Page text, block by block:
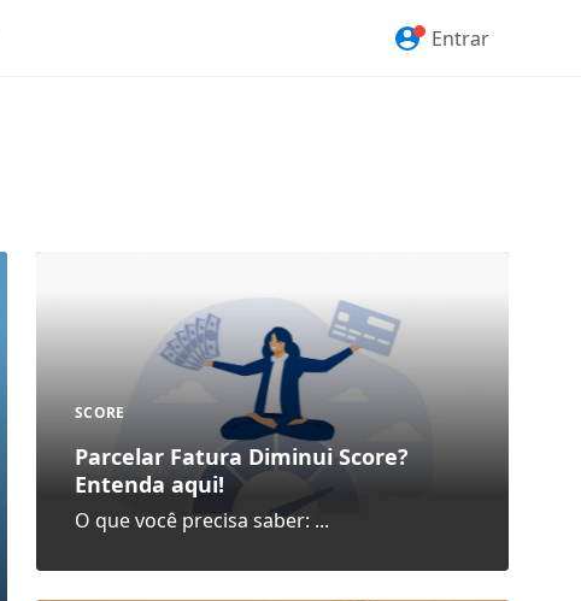
Entrar
SCORE
Parcelar Fatura Diminui Score?
Entenda aqui!
O que você precisa saber: ...